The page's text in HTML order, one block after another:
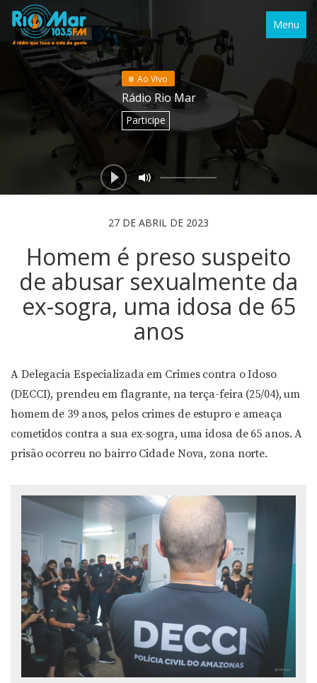
Menu
Ao Vivo
Rádio Rio Mar
Participe
27 DE ABRIL DE 2023
Homem é preso suspeito
de abusar sexualmente da
ex-sogra, uma idosa de 65
anos
A Delegacia Especializada em Crimes contra o Idoso
(DECCI), prendeu em flagrante, na terça-feira (25/04), um
homem de 39 anos, pelos crimes de estupro e ameaça
cometidos contra a sua ex-sogra, uma idosa de 65 anos. A
prisão ocorreu no bairro Cidade Nova, zona norte.